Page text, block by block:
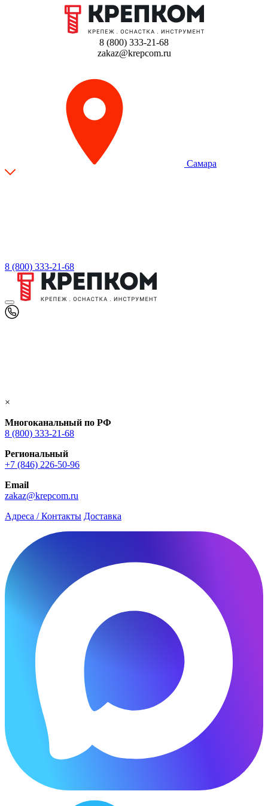
8 (800) 333-21-68
zakaz@krepcom.ru
Самара
8 (800) 333-21-68
×
Многоканальный по РФ
8 (800) 333‑21-68
Региональный
+7 (846) 226-50-96
Email
zakaz@krepcom.ru
Адреса / Контакты Доставка